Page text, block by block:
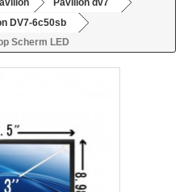
Pavilion dv7
DV7-6c50sb
Scherm LED